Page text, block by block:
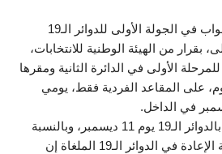
وتجرى انتخابات مجلس النواب في الجولة الأولى للدوائر الـ19
بقرار من الهيئة الوطنية للانتخابات،
الأولى في الدائرة الثانية ومقرها
على المقاعد الفردية فقط، يومي
وتعلن نتيجة الجولة الأولى بالدوائر الـ19 يوم 11 ديسمبر، وبالنسبة
لمواعيد التصويت في جولة الإعادة في الدوائر الـ19 الملغاة إن